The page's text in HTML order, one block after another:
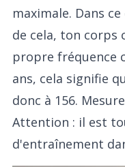
maximale. Dans
de cela, ton corps
propre fréquence
ans, cela signifie
donc à 156.
Attention : il est
d'entraînement